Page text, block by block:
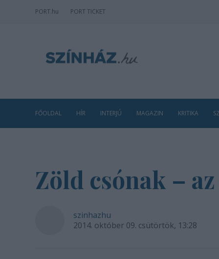
PORT.hu PORT TICKET
FŐOLDAL HÍR INTERJÚ MAGAZIN KRITIKA
Zöld csónak –
szinhazhu
2014. október 09. csütörtök, 13:28